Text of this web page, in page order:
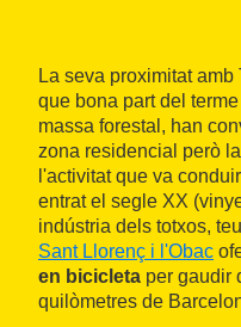
La seva proximitat
que bona part del
massa forestal, han
zona residencial però
l'activitat que va
entrat el segle XX
indústria dels totxos,
Sant Llorenç i l'Obac
en bicicleta per gaudir
quilòmetres de